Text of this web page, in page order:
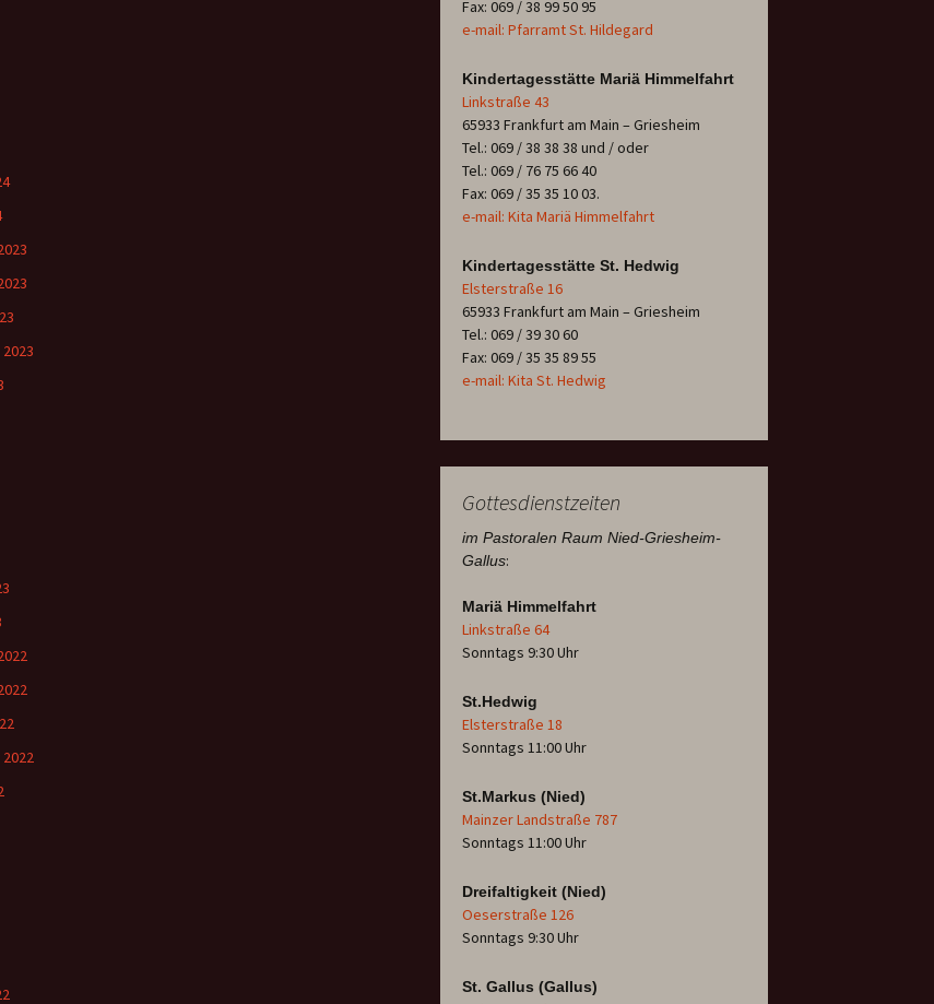
Fax: 069 / 38 99 50 95
e-mail: Pfarramt St. Hildegard
Kindertagesstätte Mariä Himmelfahrt
Linkstraße 43
65933 Frankfurt am Main – Griesheim
Tel.: 069 / 38 38 38 und / oder
Tel.: 069 / 76 75 66 40
Fax: 069 / 35 35 10 03.
e-mail: Kita Mariä Himmelfahrt
Kindertagesstätte St. Hedwig
Elsterstraße 16
65933 Frankfurt am Main – Griesheim
Tel.: 069 / 39 30 60
Fax: 069 / 35 35 89 55
e-mail: Kita St. Hedwig
Gottesdienstzeiten
im Pastoralen Raum Nied-Griesheim-
Gallus:
Mariä Himmelfahrt
Linkstraße 64
Sonntags 9:30 Uhr
St.Hedwig
Elsterstraße 18
Sonntags 11:00 Uhr
St.Markus (Nied)
Mainzer Landstraße 787
Sonntags 11:00 Uhr
Dreifaltigkeit (Nied)
Oeserstraße 126
Sonntags 9:30 Uhr
St. Gallus (Gallus)